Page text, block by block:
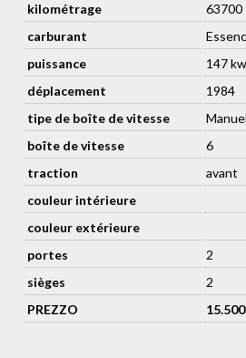
kilométrage
63700
carburant
puissance
147
déplacement
1984
tipe de boîte de vitesse
boîte de vitesse
6
traction
avant
couleur intérieure
couleur extérieure
portes
2
sièges
2
PREZZO